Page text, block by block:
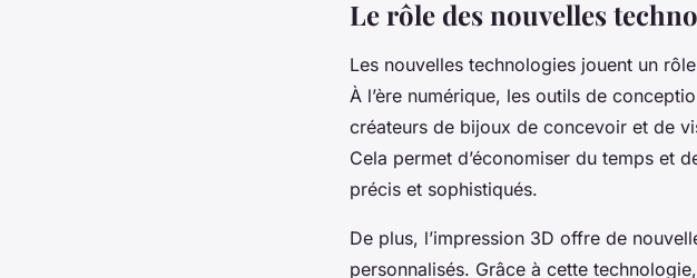
Le rôle des nouvelles
Les nouvelles technologies jouent un
À l’ère numérique, les outils de
créateurs de bijoux de concevoir et de
Cela permet d’économiser du temps et
précis et sophistiqués.
De plus, l’impression 3D offre de
personnalisés. Grâce à cette